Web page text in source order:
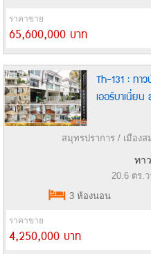
ราคาขาย
65,600,000 บาท
Th-131 : ทา
เออร์บาเนี่ย
สมุทรปราการ / เมืองส
ทา
20.6 ตร.
3 ห้องนอน
ราคาขาย
4,250,000 บาท